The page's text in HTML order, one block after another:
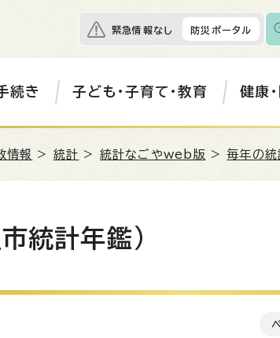
緊急情報なし 防災ポータル
続き 子ども・子育て・教育 健康
情報 > 統計 > 統計なごやweb版 >毎年の
統計年鑑)